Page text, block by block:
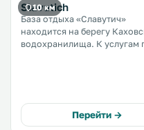
10 км
Slavutich
База отдыха «Славутич»
находится на берегу
водохранилища. К услугам гостей
Перейти →